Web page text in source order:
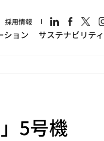
採用情報
ション サステナビリティ
5号機